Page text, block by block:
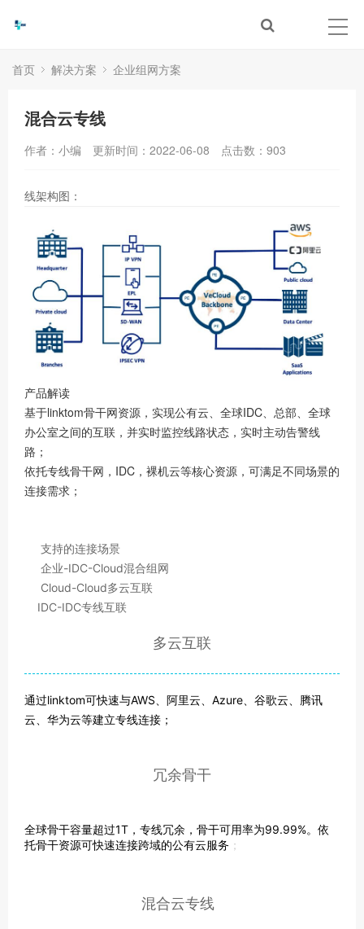
首页 解决方案 企业组网方案
混合云专线
作者：小编 更新时间：2022-06-08 点击数： 903
线架构图：
产品解读
基于linktom骨干网资源，实现公有云、全球IDC、总部、全球
办公室之间的互联，并实时监控线路状态，实时主动告警线
路；
依托专线骨干网，IDC，裸机云等核心资源，可满足不同场景的
连接需求；
支持的连接场景
企业-IDC-Cloud混合组网
Cloud-Cloud多云互联
IDC-IDC专线互联
多云互联
通过linktom可快速与AWS、阿里云、Azure、谷歌云、腾讯
云、华为云等建立专线连接；
冗余骨干
全球骨干容量超过1T，专线冗余，骨干可用率为99.99%。依
托骨干资源可快速连接跨域的公有云服务 ；
混合云专线